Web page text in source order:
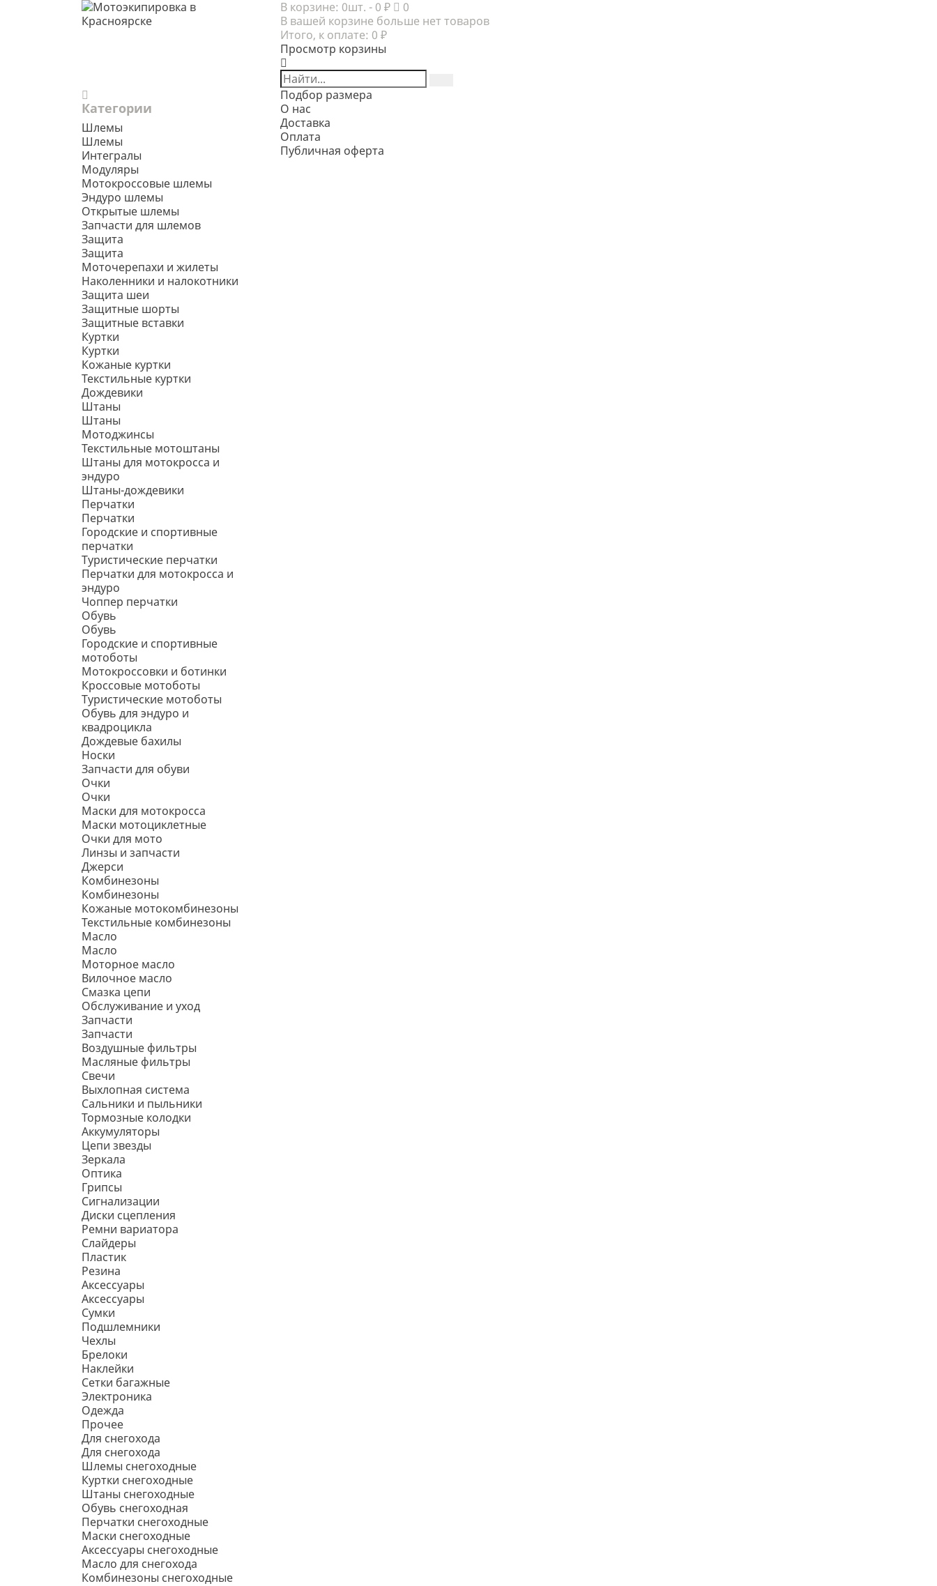
В корзине: 0шт. - 0 ₽
0
В вашей корзине больше нет товаров
Итого, к оплате: 0 ₽
Просмотр корзины
Категории
Шлемы
Шлемы
Интегралы
Модуляры
Мотокроссовые шлемы
Эндуро шлемы
Открытые шлемы
Запчасти для шлемов
Защита
Защита
Моточерепахи и жилеты
Наколенники и налокотники
Защита шеи
Защитные шорты
Защитные вставки
Куртки
Куртки
Кожаные куртки
Текстильные куртки
Дождевики
Штаны
Штаны
Мотоджинсы
Текстильные мотоштаны
Штаны для мотокросса и
эндуро
Штаны-дождевики
Перчатки
Перчатки
Городские и спортивные
перчатки
Туристические перчатки
Перчатки для мотокросса и
эндуро
Чоппер перчатки
Обувь
Обувь
Городские и спортивные
мотоботы
Мотокроссовки и ботинки
Кроссовые мотоботы
Туристические мотоботы
Обувь для эндуро и
квадроцикла
Дождевые бахилы
Носки
Запчасти для обуви
Очки
Очки
Маски для мотокросса
Маски мотоциклетные
Очки для мото
Линзы и запчасти
Джерси
Комбинезоны
Комбинезоны
Кожаные мотокомбинезоны
Текстильные комбинезоны
Масло
Масло
Моторное масло
Вилочное масло
Смазка цепи
Обслуживание и уход
Запчасти
Запчасти
Воздушные фильтры
Масляные фильтры
Свечи
Выхлопная система
Сальники и пыльники
Тормозные колодки
Аккумуляторы
Цепи звезды
Зеркала
Оптика
Грипсы
Сигнализации
Диски сцепления
Ремни вариатора
Слайдеры
Пластик
Резина
Аксессуары
Аксессуары
Сумки
Подшлемники
Чехлы
Брелоки
Наклейки
Сетки багажные
Электроника
Одежда
Прочее
Для снегохода
Для снегохода
Шлемы снегоходные
Куртки снегоходные
Штаны снегоходные
Обувь снегоходная
Перчатки снегоходные
Маски снегоходные
Аксессуары снегоходные
Масло для снегохода
Комбинезоны снегоходные
Подбор размера
О нас
Доставка
Оплата
Публичная оферта